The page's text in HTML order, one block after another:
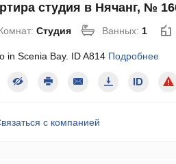
студия в Нячанг, №
Студия Ванных: 1
in Scenia Bay. ID A814 Подробнее
с компанией